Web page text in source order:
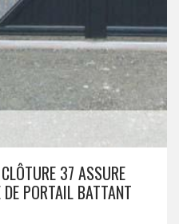
37 ASSURE
PORTAIL BATTANT